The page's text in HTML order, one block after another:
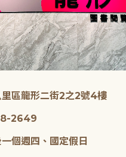
區龍形二街2之2號4樓
2649
個週四、國定假日